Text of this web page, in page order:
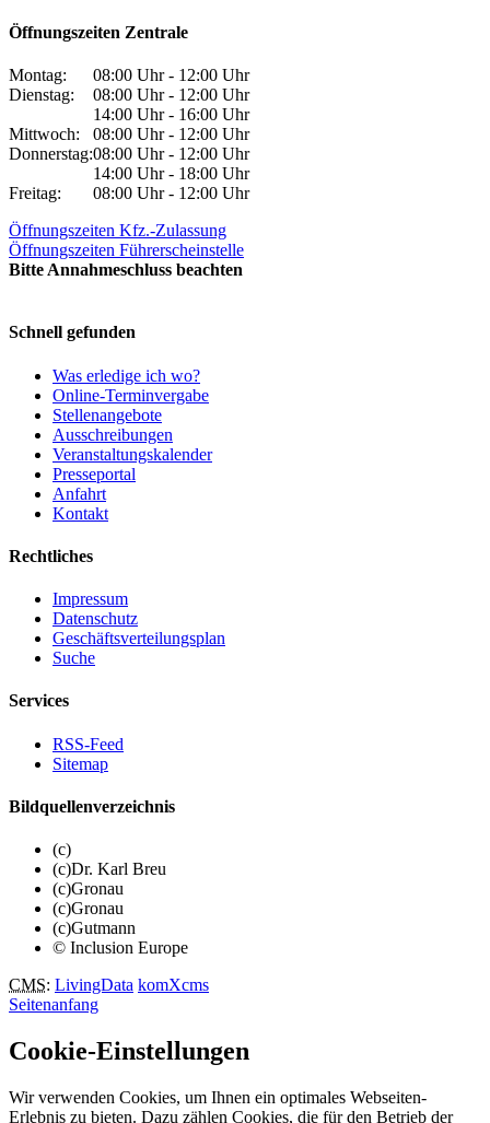
Öffnungszeiten Zentrale
Montag:
08:00 Uhr - 12:00 Uhr
Dienstag:
08:00 Uhr - 12:00 Uhr
14:00 Uhr - 16:00 Uhr
Mittwoch:
08:00 Uhr - 12:00 Uhr
Donnerstag:08:00 Uhr - 12:00 Uhr
14:00 Uhr - 18:00 Uhr
Freitag:
08:00 Uhr - 12:00 Uhr
Öffnungszeiten Kfz.-Zulassung
Öffnungszeiten Führerscheinstelle
Bitte Annahmeschluss beachten
Schnell gefunden
Was erledige ich wo?
Online-Terminvergabe
Stellenangebote
Ausschreibungen
Veranstaltungskalender
Presseportal
Anfahrt
Kontakt
Rechtliches
Impressum
Datenschutz
Geschäftsverteilungsplan
Suche
Services
RSS-Feed
Sitemap
Bildquellenverzeichnis
(c)
(c)Dr. Karl Breu
(c)Gronau
(c)Gronau
(c)Gutmann
© Inclusion Europe
CMS: LivingData komXcms
Seitenanfang
Cookie-Einstellungen
Wir verwenden Cookies, um Ihnen ein optimales Webseiten-
Erlebnis zu bieten. Dazu zählen Cookies, die für den Betrieb der